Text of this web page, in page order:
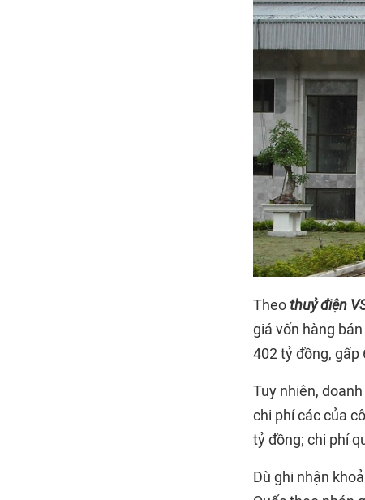
Theothuỷ điện
giá vốn hàng
402 tỷ đồng, gấp
Tuy nhiên,
chi phí các của
tỷ đồng; chi phí
Dù ghi nhận